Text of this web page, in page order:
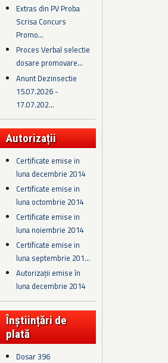
Extras din PV Proba
Scrisa Concurs
Promo...
Proces Verbal selectie
dosare promovare...
Anunt Dezinsectie
15.07.2026 -
17.07.202...
Autorizații
Certificate emise in
luna decembrie 2014
Certificate emise in
luna octombrie 2014
Certificate emise in
luna noiembrie 2014
Certificate emise in
luna septembrie 201...
Autorizații emise în
luna decembrie 2014
Înștiințări de
plată
Dosar 396